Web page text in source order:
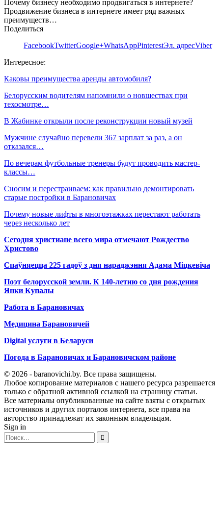
Почему бизнесу необходимо продвигаться в интернете?
Продвижение бизнеса в интернете имеет ряд важных
преимуществ…
Поделиться
FacebookTwitterGoogle+WhatsAppPinterestЭл. адресViber
Интересное:
Каковы преимущества аренды автомобиля?
Белорусским водителям напомнили о новшествах при
техосмотре…
В Жабинке открыли после реконструкции новый музей
Мужчине случайно перевели 367 зарплат за раз, а он
отказался…
По вечерам футбольные тренеры будут проводить мастер-
классы…
Сносим и перестраиваем: как правильно демонтировать
старые постройки в Барановичах
Почему новые лифты в многоэтажках перестают работать
через несколько лет
Сегодня христиане всего мира отмечают Рождество
Христово
Спаўняецца 225 гадоў з дня нараджэння Адама Міцкевіча
Поэт белорусской земли. К 140-летию со дня рождения
Янки Купалы
Работа в Барановичах
Медицина Барановичей
Digital услуги в Беларуси
Погода в Барановичах и Барановичском районе
© 2026 - baranovichi.by. Все права защищены.
Любое копирование материалов с нашего ресурса разрешается
только с обратной активной ссылкой на страницу статьи.
Все материалы опубликованные на сайте взяты с открытых
источников и других порталов интернета, все права на
авторство принадлежат их законным владельцам.
Sign in